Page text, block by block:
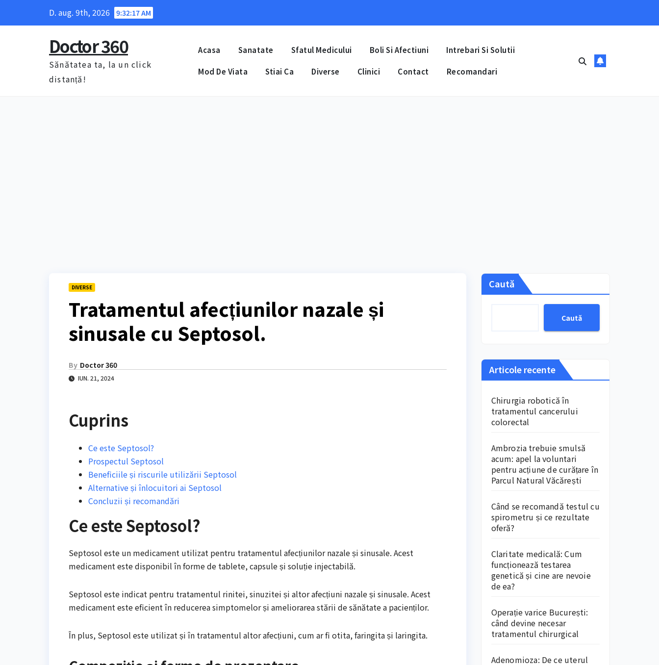
D. aug. 9th, 2026 9:32:18 AM
Doctor 360
Sănătatea ta, la un click
distanță!
Acasa Sanatate Sfatul Medicului Boli Si Afectiuni Intrebari Si Solutii
Mod De Viata Stiai Ca Diverse Clinici Contact Recomandari
DIVERSE
Tratamentul afecțiunilor nazale și
sinusale cu Septosol.
By Doctor 360
IUN. 21, 2024
Cuprins
Ce este Septosol?
Prospectul Septosol
Beneficiile și riscurile utilizării Septosol
Alternative și înlocuitori ai Septosol
Concluzii și recomandări
Ce este Septosol?
Septosol este un medicament utilizat pentru tratamentul afecțiunilor nazale și sinusale. Acest
medicament este disponibil în forme de tablete, capsule și soluție injectabilă.
Septosol este indicat pentru tratamentul rinitei, sinuzitei și altor afecțiuni nazale și sinusale. Acest
medicament este eficient în reducerea simptomelor și ameliorarea stării de sănătate a pacienților.
În plus, Septosol este utilizat și în tratamentul altor afecțiuni, cum ar fi otita, faringita și laringita.
Caută
Caută
Articole recente
Chirurgia robotică în
tratamentul cancerului
colorectal
Ambrozia trebuie smulsă
acum: apel la voluntari
pentru acțiune de curățare în
Parcul Natural Văcărești
Când se recomandă testul cu
spirometru și ce rezultate
oferă?
Claritate medicală: Cum
funcționează testarea
genetică și cine are nevoie
de ea?
Operație varice București:
când devine necesar
tratamentul chirurgical
Adenomioza: De ce uterul